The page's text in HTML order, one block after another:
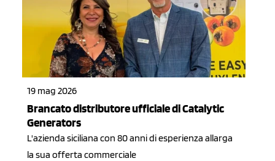
19 mag 2026
Brancato distributore ufficiale di Catalytic
Generators
L'azienda siciliana con 80 anni di esperienza allarga
la sua offerta commerciale